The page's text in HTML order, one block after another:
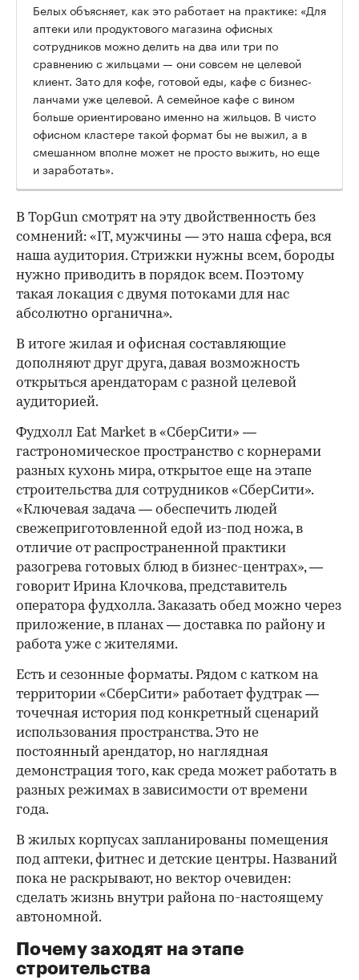
Белых объясняет, как это работает на практике: «Для
аптеки или продуктового магазина офисных
сотрудников можно делить на два или три по
сравнению с жильцами — они совсем не целевой
клиент. Зато для кофе, готовой еды, кафе с бизнес-
ланчами уже целевой. А семейное кафе с вином
больше ориентировано именно на жильцов. В чисто
офисном кластере такой формат бы не выжил, а в
смешанном вполне может не просто выжить, но еще
и заработать».
В TopGun смотрят на эту двойственность без
сомнений: «IT, мужчины — это наша сфера, вся
наша аудитория. Стрижки нужны всем, бороды
нужно приводить в порядок всем. Поэтому
такая локация с двумя потоками для нас
абсолютно органична».
В итоге жилая и офисная составляющие
дополняют друг друга, давая возможность
открыться арендаторам с разной целевой
аудиторией.
Фудхолл Eat Market в «СберСити» —
гастрономическое пространство с корнерами
разных кухонь мира, открытое еще на этапе
строительства для сотрудников «СберСити».
«Ключевая задача — обеспечить людей
свежеприготовленной едой из-под ножа, в
отличие от распространенной практики
разогрева готовых блюд в бизнес-центрах», —
говорит Ирина Клочкова, представитель
оператора фудхолла. Заказать обед можно через
приложение, в планах — доставка по району и
работа уже с жителями.
Есть и сезонные форматы. Рядом с катком на
территории «СберСити» работает фудтрак —
точечная история под конкретный сценарий
использования пространства. Это не
постоянный арендатор, но наглядная
демонстрация того, как среда может работать в
разных режимах в зависимости от времени
года.
В жилых корпусах запланированы помещения
под аптеки, фитнес и детские центры. Названий
пока не раскрывают, но вектор очевиден:
сделать жизнь внутри района по-настоящему
автономной.
Почему заходят на этапе
строительства